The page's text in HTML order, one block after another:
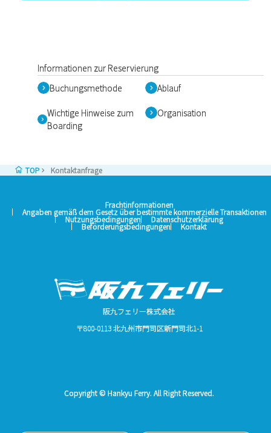
Informationen zur Reservierung
Buchungsmethode
Ablauf
Wichtige Hinweise zum
Boarding
Organisation
TOP Kontaktanfrage
Frachtinformationen
Angaben gemäß dem Gesetz über bestimmte kommerzielle Transaktionen
Nutzungsbedingungen Datenschutzerklärung
Beförderungsbedingungen Kontakt
阪九フェリー株式会社
〒800-0113 北九州市門司区新門司北1-1
Copyright © Hankyu Ferry. All Right Reserved.